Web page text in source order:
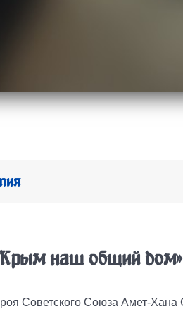
наш общий дом»
Советского Союза Амет-Хана